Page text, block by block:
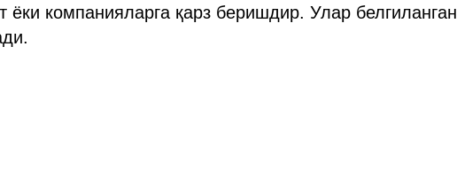
ёки компанияларга қарз беришдир. Улар белгиланган